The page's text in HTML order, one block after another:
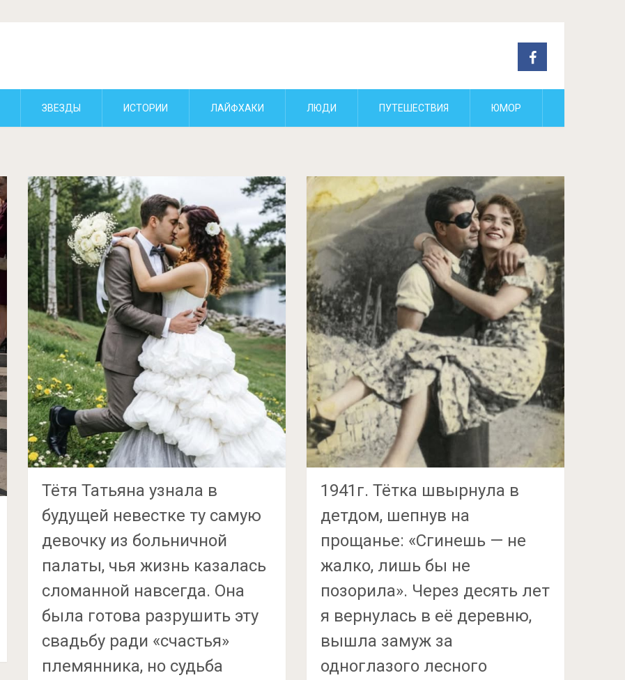
ЗВЕЗДЫ ИСТОРИИ ЛАЙФХАКИ ЛЮДИ ПУТЕШЕСТВИЯ ЮМОР
Тётя Татьяна узнала в
будущей невестке ту самую
девочку из больничной
палаты, чья жизнь казалась
сломанной навсегда. Она
была готова разрушить эту
свадьбу ради «счастья»
племянника, но судьба
1941г. Тётка швырнула в
детдом, шепнув на
прощанье: «Сгинешь — не
жалко, лишь бы не
позорила». Через десять лет
я вернулась в её деревню,
вышла замуж за
одноглазого лесного